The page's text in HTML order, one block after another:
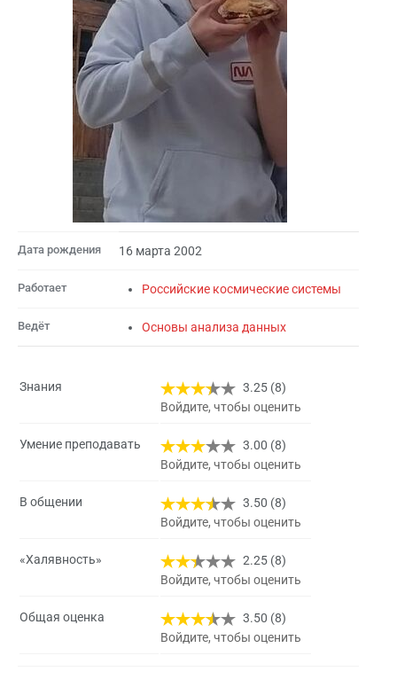
Дата рождения 16 марта 2002
Работает Российские космические системы
Ведёт Основы анализа данных
Знания
3.25 (8)
Войдите, чтобы оценить
Умение преподавать
3.00 (8)
Войдите, чтобы оценить
В общении
3.50 (8)
Войдите, чтобы оценить
«Халявность»
2.25 (8)
Войдите, чтобы оценить
Общая оценка
3.50 (8)
Войдите, чтобы оценить